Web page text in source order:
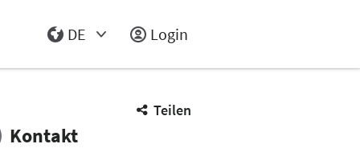
DE
Login
Teilen
Kontakt